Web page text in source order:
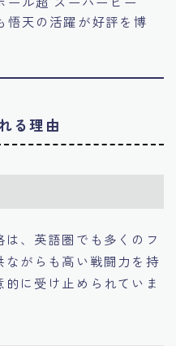
悟天の活躍が好評を博
る理由
、英語圏でも多くのフ
ながらも高い戦闘力を持
に受け止められていま